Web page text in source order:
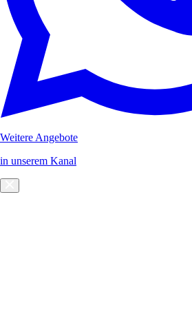
Weitere Angebote
in unserem Kanal